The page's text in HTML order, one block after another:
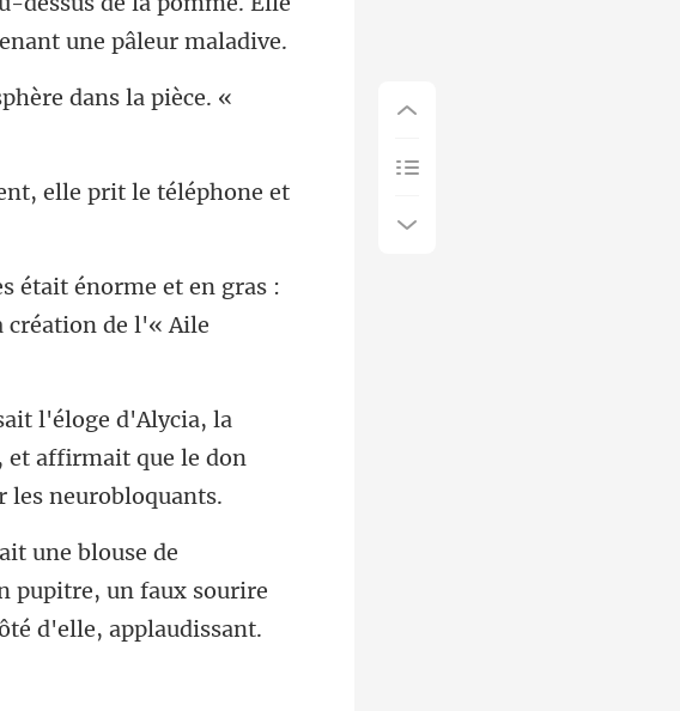
dans la pièce. «
elle prit
it énorme et en gras :
la
et affirmait que le
pupitre, un faux sourire